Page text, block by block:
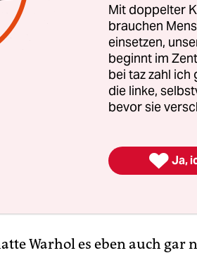
er damals die
zeitigen enorme
Warhol es eben auch gar
Mit doppelter
brauchen
einsetzen,
beginnt im
bei taz zahl ich
die linke,
bevor sie
 Ja,